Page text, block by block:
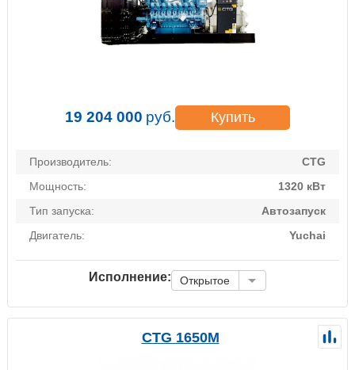
19 204 000 руб. Купить
Производитель:
CTG
Мощность:
1320 кВт
Тип запуска:
Автозапуск
Двигатель:
Yuchai
Исполнение: Открытое
CTG 1650M